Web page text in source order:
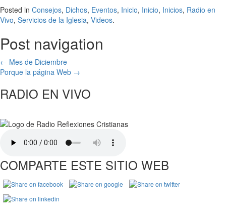
Posted in Consejos, Dichos, Eventos, Inicio, Inicio, Inicios, Radio en
Vivo, Servicios de la Iglesia, Videos.
Post navigation
← Mes de Diciembre
Porque la página Web →
RADIO EN VIVO
COMPARTE ESTE SITIO WEB